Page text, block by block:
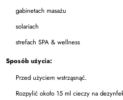
gabinetach masażu
solariach
strefach SPA & wellness
Sposób użycia:
Przed użyciem wstrząsnąć.
Rozpylić około 15 ml cieczy na